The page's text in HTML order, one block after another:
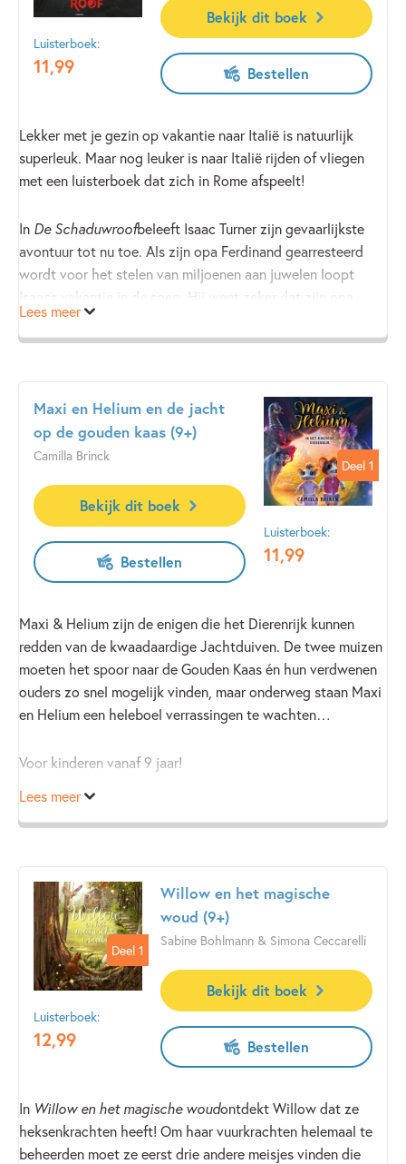
Luisterboek:
11,99
Bekijk dit boek
Bestellen
Lekker met je gezin op vakantie naar Italië is natuurlijk
superleuk. Maar nog leuker is naar Italië rijden of vliegen
met een luisterboek dat zich in Rome afspeelt!
In De Schaduwroofbeleeft Isaac Turner zijn gevaarlijkste
avontuur tot nu toe. Als zijn opa Ferdinand gearresteerd
wordt voor het stelen van miljoenen aan juwelen loopt
Isaacs vakantie in de soep. Hij weet zeker dat zijn opa
onschuldig is, maar hoe bewijst die dat?
voor iedereen die niet naar Italië op vakantie gaan ;)).
Lees meer
Deel 1
Deel 1
Luisterboek:
11,99
Maxi en Helium en de jacht
op de gouden kaas (9+)
Camilla Brinck
Bekijk dit boek
Bestellen
Maxi & Helium zijn de enigen die het Dierenrijk kunnen
redden van de kwaadaardige Jachtduiven. De twee muizen
moeten het spoor naar de Gouden Kaas én hun verdwenen
ouders zo snel mogelijk vinden, maar onderweg staan Maxi
en Helium een heleboel verrassingen te wachten…
Voor kinderen vanaf 9 jaar!
Lees meer
Deel 1
Deel 1
Luisterboek:
12,99
Willow en het magische
woud (9+)
Sabine Bohlmann & Simona Ceccarelli
Bekijk dit boek
Bestellen
In Willow en het magische woudontdekt Willow dat ze
heksenkrachten heeft! Om haar vuurkrachten helemaal te
beheerden moet ze eerst drie andere meisjes vinden die